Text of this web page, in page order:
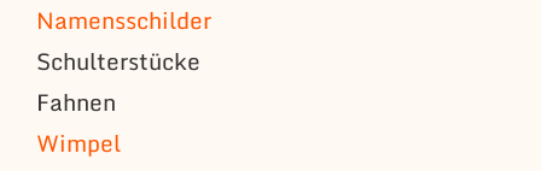
Namensschilder
Schulterstücke
Fahnen
Wimpel